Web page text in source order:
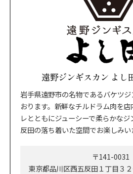
遠野ジンギスカン よし
岩手県遠野市の名物であるバケツ
おります。新鮮なチルドラム肉を
レとともにジューシーで柔らかな
反田の落ち着いた空間でお楽しみい
〒141-0031
東京都品川区西五反田１丁目３